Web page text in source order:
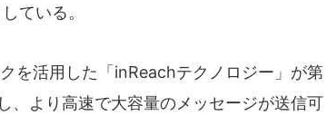
ている。
を活用した「inReachテクノロジー」が第
、より高速で大容量のメッセージが送信可